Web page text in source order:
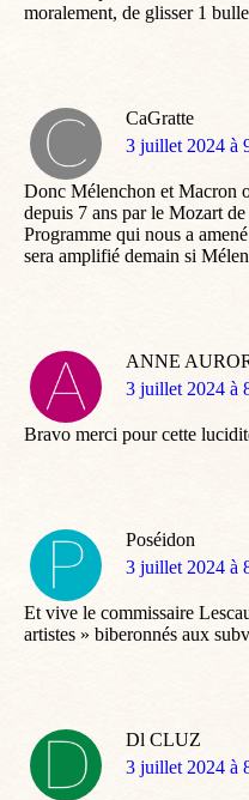
moralement, de glisser 1
CaGratte
dit
3 juillet 2024 à
Donc Mélenchon et Macron
depuis 7 ans par le Mozart
Programme qui nous a
sera amplifié demain si
ANNE
dit
3 juillet 2024 à
Bravo merci pour cette
Poséidon
dit
3 juillet 2024 à
Et vive le commissaire
artistes » biberonnés aux
Dl CLUZ
dit
3 juillet 2024 à